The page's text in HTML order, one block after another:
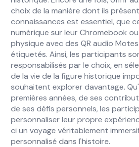
choix de la manière dont ils
connaissances est essentiel, que
numérique sur leur Chromebook
physique avec des QR audio
étiquetés. Ainsi, les participants
responsabilisés par le choix, en
de la vie de la figure historique
souhaitent explorer davantage.
premières années, de ses
de ses défis personnels, les
personnaliser leur propre
ci un voyage véritablement
personnalisé dans l'histoire.